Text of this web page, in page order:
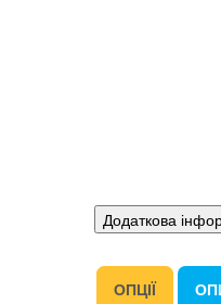
Додаткова
ОПЦІЇ